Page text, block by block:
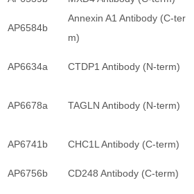
AP6584b
Annexin A1 Antibody (C-ter
m)
AP6634a CTDP1 Antibody (N-term)
AP6678a TAGLN Antibody (N-term)
AP6741b CHC1L Antibody (C-term)
AP6756b CD248 Antibody (C-term)